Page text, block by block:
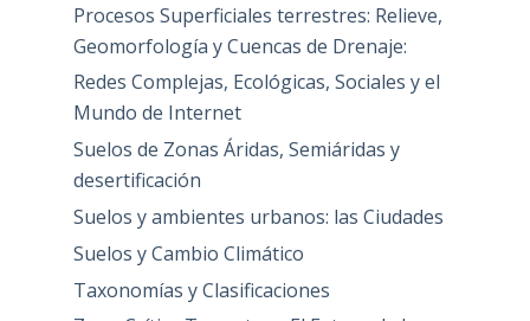
Procesos Superficiales terrestres: Relieve,
Geomorfología y Cuencas de Drenaje:
Redes Complejas, Ecológicas, Sociales y el
Mundo de Internet
Suelos de Zonas Áridas, Semiáridas y
desertificación
Suelos y ambientes urbanos: las Ciudades
Suelos y Cambio Climático
Taxonomías y Clasificaciones